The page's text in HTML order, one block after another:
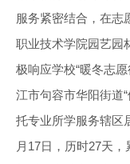
服务紧密结合，在志
职业技术学院园艺园
极响应学校“暖冬志
江市句容市华阳街道
托专业所学服务辖区
月17日，历时27天